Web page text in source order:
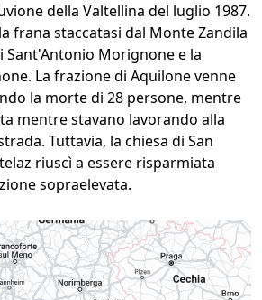
della Valtellina del luglio 1987.
frana staccatasi dal Monte Zandila
Sant'Antonio Morignone e la
La frazione di Aquilone venne
la morte di 28 persone, mentre
mentre stavano lavorando alla
Tuttavia, la chiesa di San
riuscì a essere risparmiata
sopraelevata.